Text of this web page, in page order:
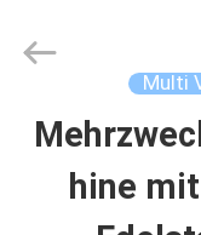
ZU
HAUSE
Machinery
Multi
hine